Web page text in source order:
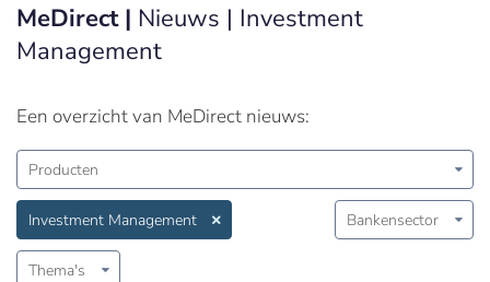
MeDirect | Nieuws | Investment
Management
Een overzicht van MeDirect nieuws:
Producten
Investment Management Bankensector
Thema's